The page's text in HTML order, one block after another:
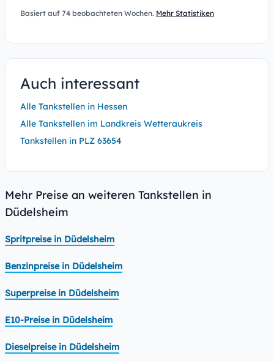
Basiert auf 74 beobachteten Wochen. Mehr Statistiken
Auch interessant
Alle Tankstellen in Hessen
Alle Tankstellen im Landkreis Wetteraukreis
Tankstellen in PLZ 63654
Mehr Preise an weiteren Tankstellen in
Düdelsheim
Spritpreise in Düdelsheim
Benzinpreise in Düdelsheim
Superpreise in Düdelsheim
E10-Preise in Düdelsheim
Dieselpreise in Düdelsheim